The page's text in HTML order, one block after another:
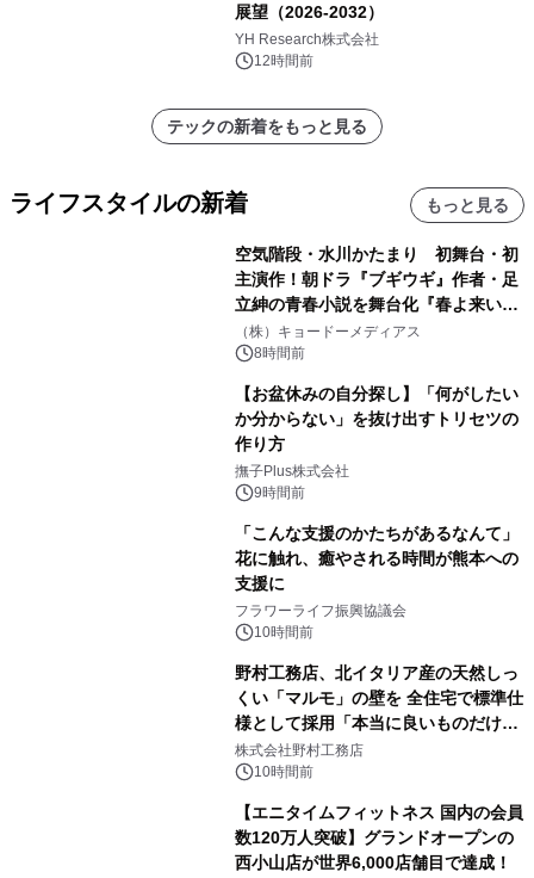
展望（2026-2032）
YH Research株式会社
12時間前
テックの新着をもっと見る
ライフスタイルの新着 もっと見る
空気階段・水川かたまり 初舞台・初
主演作！朝ドラ『ブギウギ』作者・足
立紳の青春小説を舞台化『春よ来い、
マジで来い』キービジュアル解禁！
（株）キョードーメディアス
8時間前
【お盆休みの自分探し】「何がしたい
か分からない」を抜け出すトリセツの
作り方
撫子Plus株式会社
9時間前
「こんな支援のかたちがあるなんて」
花に触れ、癒やされる時間が熊本への
支援に
フラワーライフ振興協議会
10時間前
野村工務店、北イタリア産の天然しっ
くい「マルモ」の壁を 全住宅で標準仕
様として採用「本当に良いものだけに
こだわる」
株式会社野村工務店
10時間前
【エニタイムフィットネス 国内の会員
数120万人突破】グランドオープンの
西小山店が世界6,000店舗目で達成！